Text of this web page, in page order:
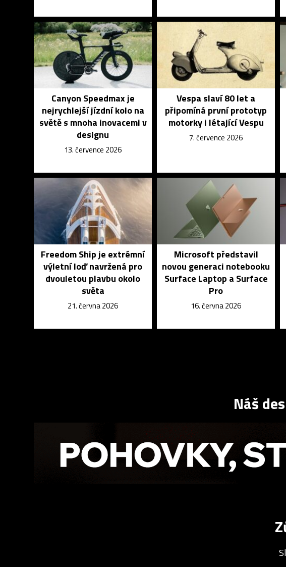
Canyon Speedmax je
nejrychlejší jízdní kolo na
světě s mnoha inovacemi v
designu
13. července 2026
Vespa slaví 80 let a
připomíná první prototyp
motorky i létající Vespu
7. července 2026
Freedom Ship je extrémní
výletní loď navržená pro
dvouletou plavbu okolo
světa
21. června 2026
Microsoft představil
novou generaci notebooku
Surface Laptop a Surface
Pro
16. června 2026
Náš